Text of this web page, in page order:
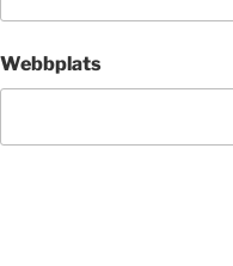
Webbplats